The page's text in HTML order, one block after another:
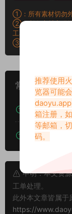
①：所有素材切勿外
②：所有素材密码
工单。
③：所有素材均无露
常见问题
下载后提示
下载的资源
申明：本文资
工单处理。
此外本文章皆属于
https://
推荐使用
览器可能
daoyu.app
箱注册，
等邮箱，
码。